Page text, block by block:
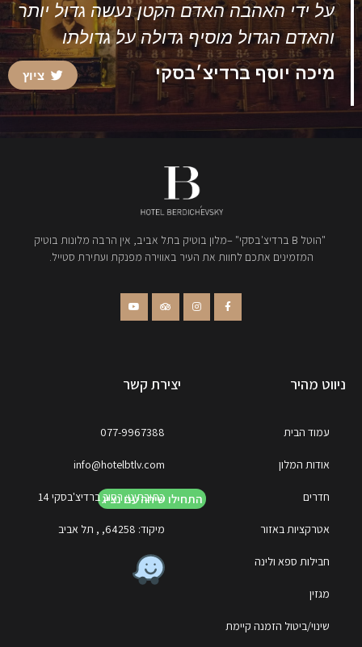
על ידי האהבה האדם הקטן נעשה גדול יותר
והאדם הגדול מוסיף גדולה על גדולתו
מיכה יוסף ברדיצ׳בסקי ציוץ
"הוטל B ברדיצ'בסקי" –מלון בוטיק בתל אביב, אין הרבה מלונות בוטיק
המזמינים אתכם לחוות את העיר באווירה מפנקת ועתירת סטייל.
התחילו שיחה עם נציג
ניווט מהיר
עמוד הבית
אודות המלון
חדרים
אטרקציות באזור
חבילות ספא ולינה
מגזין
שינוי/ביטול הזמנה קיימת
יצירת קשר
077-9967388
info@hotelbtlv.com
כתובתינו: רחוב ברדיצ'בסקי 14
מיקוד: 64258, , תל אביב